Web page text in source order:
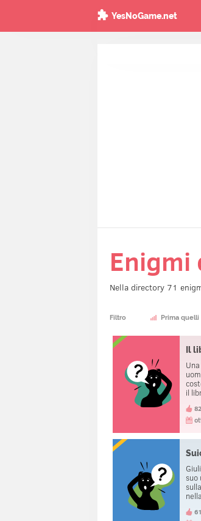
YesNoGame.net
Enigmi
Nella directory 71
Filtro Prima quelli
Il
il
suo
a